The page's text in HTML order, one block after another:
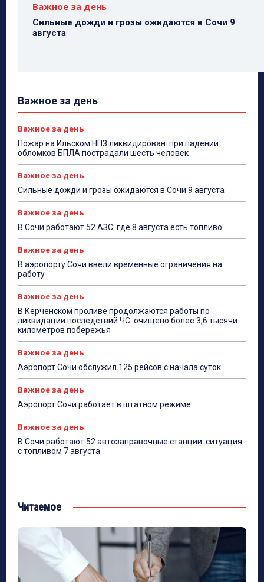
Важное за день
Сильные дожди и грозы ожидаются в Сочи 9
августа
Важное за день
Важное за день
Пожар на Ильском НПЗ ликвидирован: при падении
обломков БПЛА пострадали шесть человек
Важное за день
Сильные дожди и грозы ожидаются в Сочи 9 августа
Важное за день
В Сочи работают 52 АЗС: где 8 августа есть топливо
Важное за день
В аэропорту Сочи ввели временные ограничения на
работу
Важное за день
В Керченском проливе продолжаются работы по
ликвидации последствий ЧС: очищено более 3,6 тысячи
километров побережья
Важное за день
Аэропорт Сочи обслужил 125 рейсов с начала суток
Важное за день
Аэропорт Сочи работает в штатном режиме
Важное за день
В Сочи работают 52 автозаправочные станции: ситуация
с топливом 7 августа
Читаемое